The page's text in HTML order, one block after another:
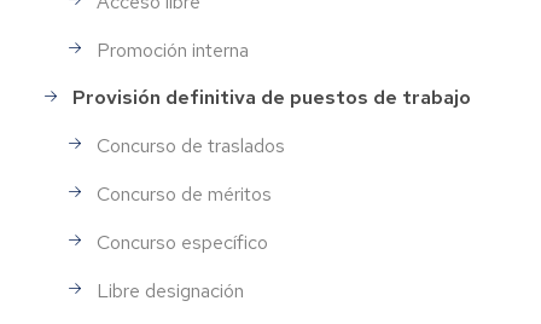
Promoción interna
Provisión definitiva de puestos de trabajo
Concurso de traslados
Concurso de méritos
Concurso específico
Libre designación